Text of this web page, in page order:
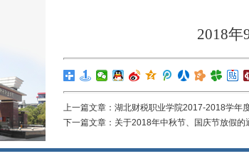
2018年
上一篇文章： 湖北财税职业学院2017-2018学年
下一篇文章： 关于2018年中秋节、国庆节放假的